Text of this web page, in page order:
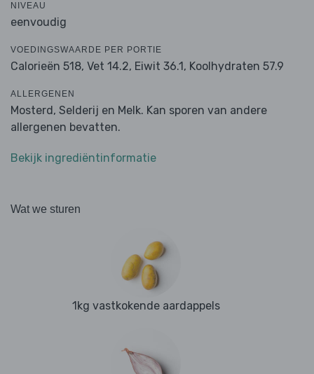
NIVEAU
eenvoudig
VOEDINGSWAARDE PER PORTIE
Calorieën 518, Vet 14.2, Eiwit 36.1, Koolhydraten 57.9
ALLERGENEN
Mosterd, Selderij en Melk. Kan sporen van andere
allergenen bevatten.
Bekijk ingrediëntinformatie
Wat we sturen
1kg vastkokende aardappels